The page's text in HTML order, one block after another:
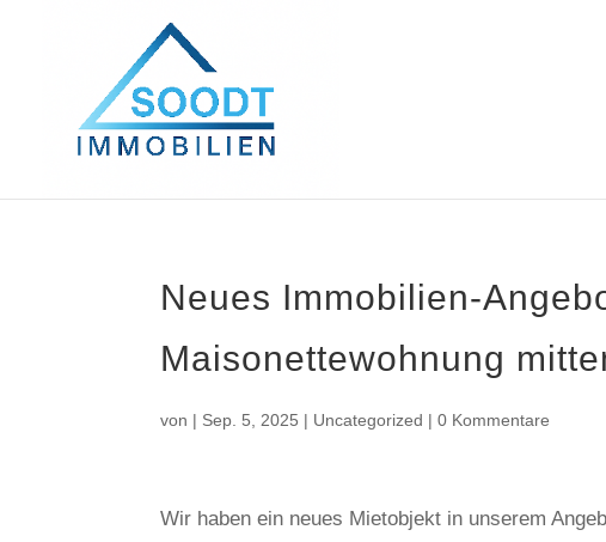
Neues Immobilien-
Maisonettewohnung
von | Sep. 5, 2025 | Uncategorized |0 Kommentare
Wir haben ein neues Mietobjekt in unserem